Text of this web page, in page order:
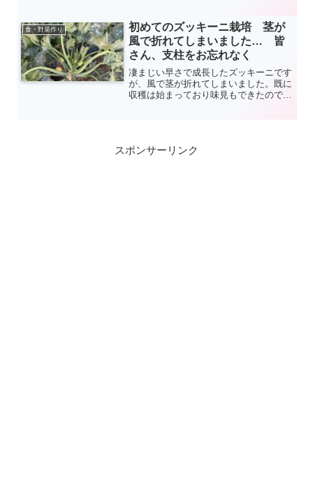
去年よりは良い苗になりました。何か皆
様の参考になれば幸いです。
食・野菜作り
初めてのズッキーニ栽培 茎が
風で折れてしまいました… 皆
さん、支柱をお忘れなく
凄まじい早さで成長したズッキーニです
が、風で茎が折れてしまいました。既に
収穫は始まっており味見もできたのであ
回からは気を付けないといけないです
スポンサーリンク